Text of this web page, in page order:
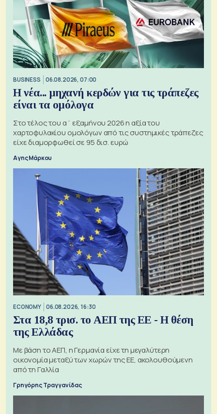
BUSINESS 06.08.2026, 07:00
Η νέα... μηχανή κερδών για τις τράπεζες
είναι τα ομόλογα
Στο τέλος του α΄ εξαμήνου 2026 η αξία του
χαρτοφυλακίου ομολόγων από τις συστημικές τράπεζες
είχε διαμορφωθεί σε 95 δισ. ευρώ
Αγης Μάρκου
ECONOMY 06.08.2026, 16:30
Στα 18,8 τρισ. το ΑΕΠ της ΕΕ - Η θέση
της Ελλάδας
Με βάση το ΑΕΠ, η Γερμανία είχε τη μεγαλύτερη
οικονομία μεταξύ των χωρών της ΕΕ, ακολουθούμενη
από τη Γαλλία
Γρηγόρης Τραγγανίδας